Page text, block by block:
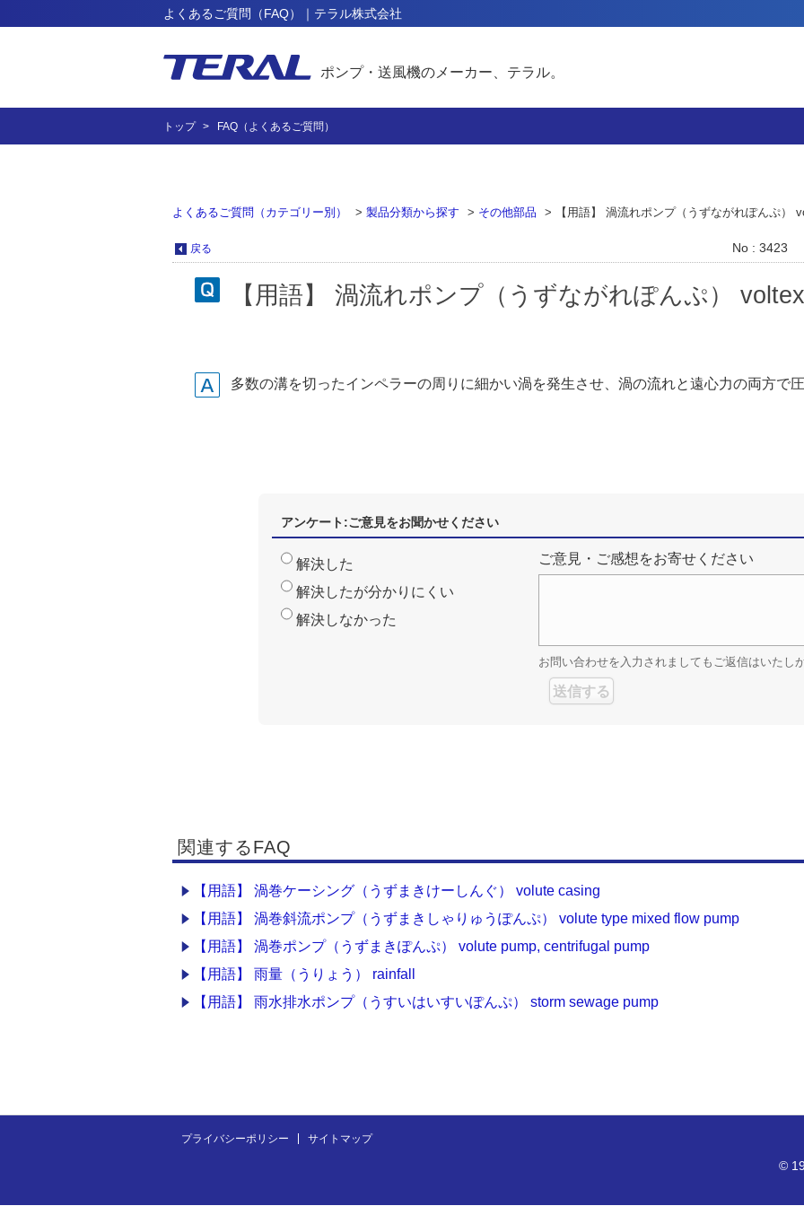
よくあるご質問（FAQ）｜テラル株式会社
ポンプ・送風機のメーカー、テラル。
トップ FAQ（よくあるご質問）
よくあるご質問（カテゴリー別） > 製品分類から探す > その他部品 > 【用語】 渦流れポンプ（うずながれぽんぷ）
戻る No : 3423
【用語】 渦流れポンプ（うずながれぽんぷ）
多数の溝を切ったインペラーの周りに細かい渦を発生させ、渦の流れと遠心力の両方で
アンケート:ご意見をお聞かせください
解決した
解決したが分かりにくい
解決しなかった
ご意見・ご感想をお寄せください
お問い合わせを入力されましてもご返信はいたし
関連するFAQ
【用語】 渦巻ケーシング（うずまきけーしんぐ） volute casing
【用語】 渦巻斜流ポンプ（うずまきしゃりゅうぽんぷ） volute type mixed flow pump
【用語】 渦巻ポンプ（うずまきぽんぷ） volute pump, centrifugal pump
【用語】 雨量（うりょう） rainfall
【用語】 雨水排水ポンプ（うすいはいすいぽんぷ） storm sewage pump
プライバシーポリシー サイトマップ
©